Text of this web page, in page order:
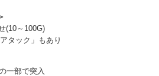
(10～100G)
タック」もあり
一部で突入